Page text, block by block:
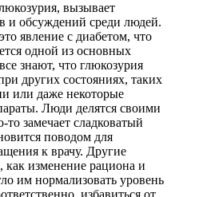
вызывает
и обсуждений среди людей.
явление с диабетом, что
одной из основных
знают, что глюкозурия
других состояниях, таких
или даже некоторые
Люди делятся своими
замечает сладковатый
поводом для
к врачу. Другие
как изменение рациона и
им нормализовать уровень